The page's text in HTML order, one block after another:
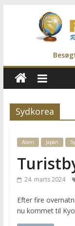
Rejs
Med
Os
for
Vilde,
Frida,
Marianne
Morten
Sydkorea
Asien Japan
24. marts 2024
Efter fire
nu kommet til